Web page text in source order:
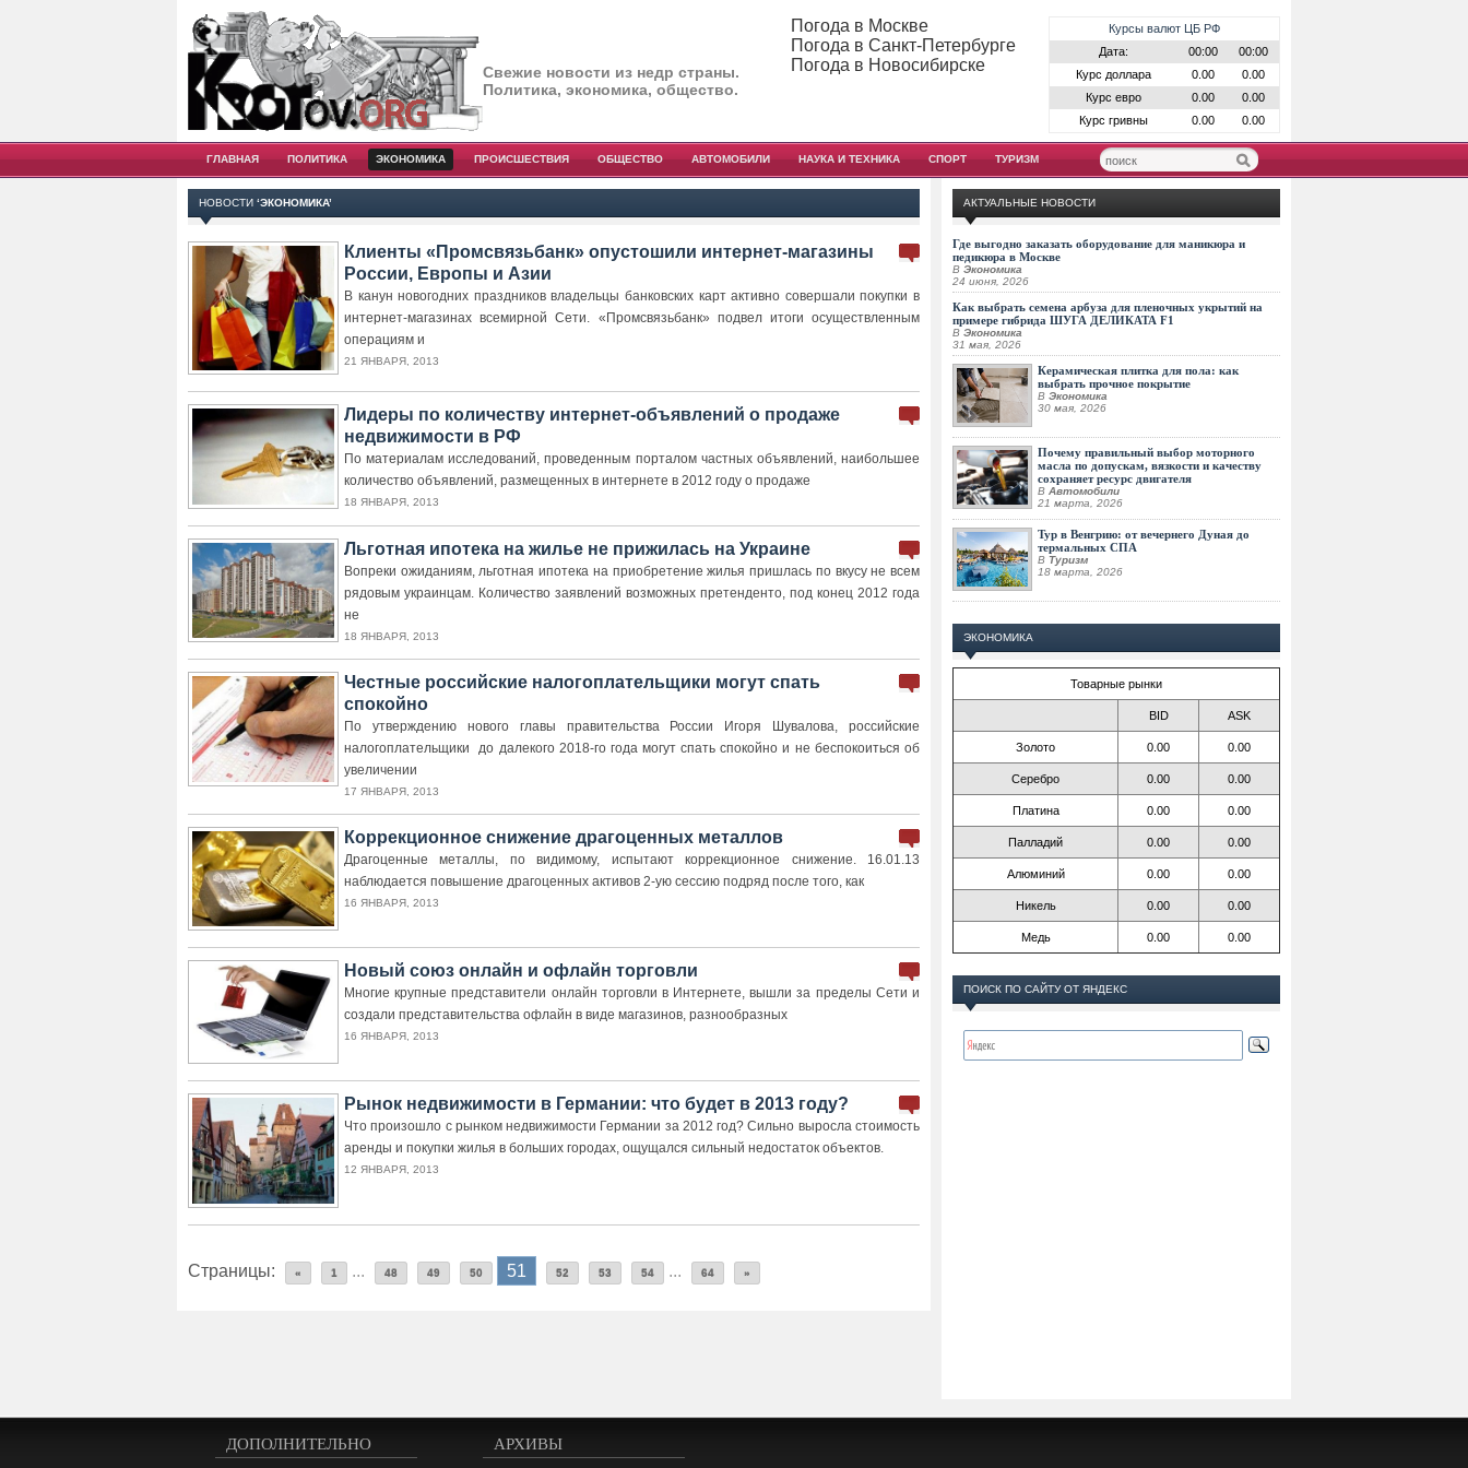
Свежие новости из недр страны.
Политика, экономика, общество.
Курсы валют ЦБ РФ
Дата:
00:00
00:00
Курс доллара
0.00
0.00
Курс евро
0.00
0.00
Курс гривны
0.00 0.00
Погода в Москве
Погода в Санкт-Петербурге
Погода в Новосибирске
ГЛАВНАЯ ПОЛИТИКА ЭКОНОМИКА ПРОИСШЕСТВИЯ ОБЩЕСТВО АВТОМОБИЛИ НАУКА И ТЕХНИКА СПОРТ ТУРИЗМ
НОВОСТИ ‘ЭКОНОМИКА’
Клиенты «Промсвязьбанк» опустошили интернет-магазины
России, Европы и Азии
В канун новогодних праздников владельцы банковских карт активно совершали покупки в
интернет-магазинах всемирной Сети. «Промсвязьбанк» подвел итоги осуществленным
операциям и
21 ЯНВАРЯ, 2013
Лидеры по количеству интернет-объявлений о продаже
недвижимости в РФ
По материалам исследований, проведенным порталом частных объявлений, наибольшее
количество объявлений, размещенных в интернете в 2012 году о продаже
18 ЯНВАРЯ, 2013
Льготная ипотека на жилье не прижилась на Украине
Вопреки ожиданиям, льготная ипотека на приобретение жилья пришлась по вкусу не всем
рядовым украинцам. Количество заявлений возможных претенденто, под конец 2012 года
не
18 ЯНВАРЯ, 2013
Честные российские налогоплательщики могут спать
спокойно
По утверждению нового главы правительства России Игоря Шувалова, российские
налогоплательщики до далекого 2018-го года могут спать спокойно и не беспокоиться об
увеличении
17 ЯНВАРЯ, 2013
Коррекционное снижение драгоценных металлов
Драгоценные металлы, по видимому, испытают коррекционное снижение. 16.01.13
наблюдается повышение драгоценных активов 2-ую сессию подряд после того, как
16 ЯНВАРЯ, 2013
Новый союз онлайн и офлайн торговли
Многие крупные представители онлайн торговли в Интернете, вышли за пределы Сети и
создали представительства офлайн в виде магазинов, разнообразных
16 ЯНВАРЯ, 2013
Рынок недвижимости в Германии: что будет в 2013 году?
Что произошло с рынком недвижимости Германии за 2012 год? Сильно выросла стоимость
аренды и покупки жилья в больших городах, ощущался сильный недостаток объектов.
12 ЯНВАРЯ, 2013
Страницы: « 1 ... 48 49 50 51 52 53 54 ... 64 »
АКТУАЛЬНЫЕ НОВОСТИ
Где выгодно заказать оборудование для маникюра и
педикюра в Москве
В Экономика
24 июня, 2026
Как выбрать семена арбуза для пленочных укрытий на
примере гибрида ШУГА ДЕЛИКАТА F1
В Экономика
31 мая, 2026
Керамическая плитка для пола: как
выбрать прочное покрытие
В Экономика
30 мая, 2026
Почему правильный выбор моторного
масла по допускам, вязкости и качеству
сохраняет ресурс двигателя
В Автомобили
21 марта, 2026
Тур в Венгрию: от вечернего Дуная до
термальных СПА
В Туризм
18 марта, 2026
ЭКОНОМИКА
Товарные рынки
BID ASK
Золото 0.00 0.00
Серебро 0.00 0.00
Платина 0.00 0.00
Палладий 0.00 0.00
Алюминий 0.00 0.00
Никель 0.00 0.00
Медь 0.00 0.00
ПОИСК ПО САЙТУ ОТ ЯНДЕКС
ДОПОЛНИТЕЛЬНО АРХИВЫ